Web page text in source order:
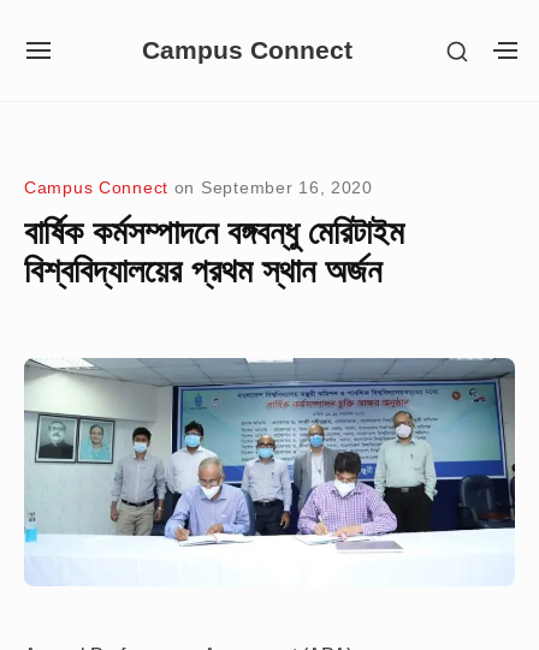
Campus Connect
SITE
SHOW
Campus Connect on September 16, 2020
বার্ষিক কর্মসম্পাদনে বঙ্গবন্ধু মেরিটাইম
বিশ্ববিদ্যালয়ের প্রথম স্থান অর্জন